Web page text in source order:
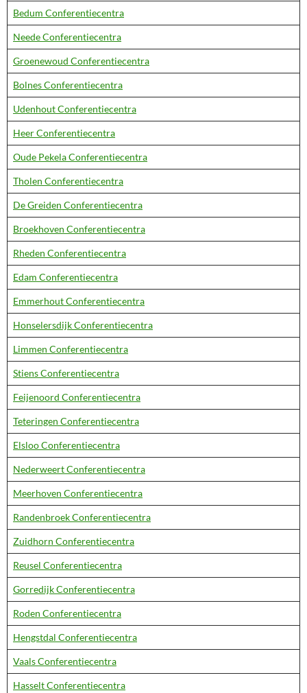
Bedum Conferentiecentra
Neede Conferentiecentra
Groenewoud Conferentiecentra
Bolnes Conferentiecentra
Udenhout Conferentiecentra
Heer Conferentiecentra
Oude Pekela Conferentiecentra
Tholen Conferentiecentra
De Greiden Conferentiecentra
Broekhoven Conferentiecentra
Rheden Conferentiecentra
Edam Conferentiecentra
Emmerhout Conferentiecentra
Honselersdijk Conferentiecentra
Limmen Conferentiecentra
Stiens Conferentiecentra
Feijenoord Conferentiecentra
Teteringen Conferentiecentra
Elsloo Conferentiecentra
Nederweert Conferentiecentra
Meerhoven Conferentiecentra
Randenbroek Conferentiecentra
Zuidhorn Conferentiecentra
Reusel Conferentiecentra
Gorredijk Conferentiecentra
Roden Conferentiecentra
Hengstdal Conferentiecentra
Vaals Conferentiecentra
Hasselt Conferentiecentra